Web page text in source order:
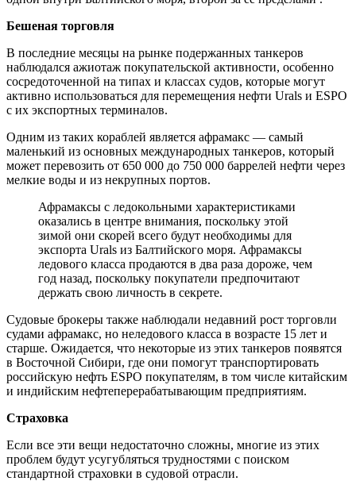
Бешеная торговля
В последние месяцы на рынке подержанных танкеров
наблюдался ажиотаж покупательской активности, особенно
сосредоточенной на типах и классах судов, которые могут
активно использоваться для перемещения нефти Urals и ESPO
с их экспортных терминалов.
Одним из таких кораблей является афрамакс — самый
маленький из основных международных танкеров, который
может перевозить от 650 000 до 750 000 баррелей нефти через
мелкие воды и из некрупных портов.
Афрамаксы с ледокольными характеристиками
оказались в центре внимания, поскольку этой
зимой они скорей всего будут необходимы для
экспорта Urals из Балтийского моря. Афрамаксы
ледового класса продаются в два раза дороже, чем
год назад, поскольку покупатели предпочитают
держать свою личность в секрете.
Судовые брокеры также наблюдали недавний рост торговли
судами афрамакс, но неледового класса в возрасте 15 лет и
старше. Ожидается, что некоторые из этих танкеров появятся
в Восточной Сибири, где они помогут транспортировать
российскую нефть ESPO покупателям, в том числе китайским
и индийским нефтеперерабатывающим предприятиям.
Страховка
Если все эти вещи недостаточно сложны, многие из этих
проблем будут усугубляться трудностями с поиском
стандартной страховки в судовой отрасли.